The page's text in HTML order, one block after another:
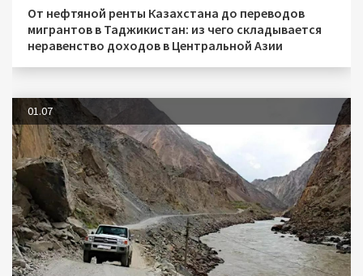
От нефтяной ренты Казахстана до переводов
мигрантов в Таджикистан: из чего складывается
неравенство доходов в Центральной Азии
01.07